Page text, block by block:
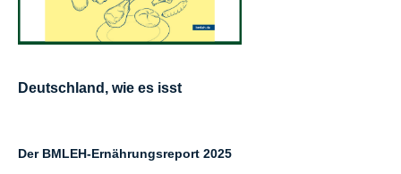
Deutschland, wie es isst
Der BMLEH-Ernährungsreport 2025